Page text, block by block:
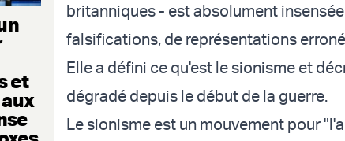
et
britanniques - est absolument
falsifications, de représentations
Elle a défini ce qu'est le sionisme et
dégradé depuis le début de la guerre.
Le sionisme est un mouvement pour